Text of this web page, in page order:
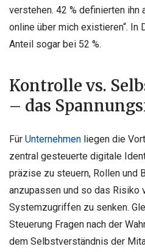
verstehen. 42 % definierten ihn
online über mich existieren“. In
Anteil sogar bei 52 %.
Kontrolle vs.
– das
Für Unternehmen liegen die
zentral gesteuerte digitale
präzise zu steuern, Rollen und
anzupassen und so das Risiko
Systemzugriffen zu senken.
Steuerung Fragen nach der
dem Selbstverständnis der